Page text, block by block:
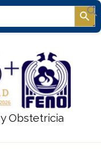
Obstetricia